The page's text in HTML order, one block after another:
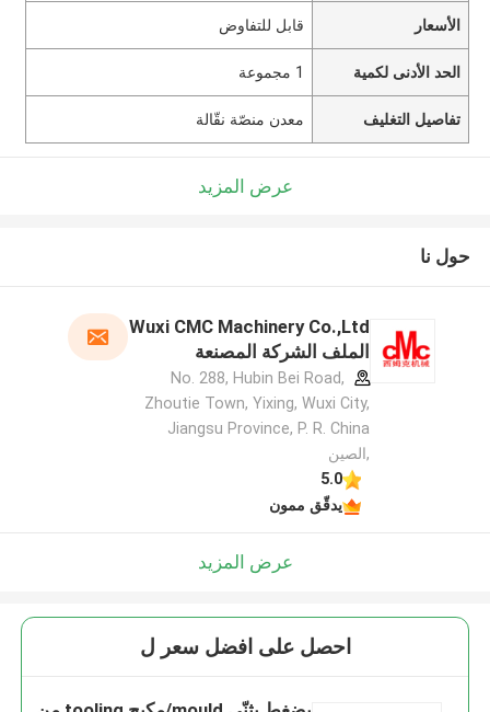
الأسعار قابل للتفاوض
الحد الأدنى لكمية 1 مجموعة
تفاصيل التغليف معدن منصّة نقّالة
عرض المزيد
حول نا
Wuxi CMC Machinery Co.,Ltd
الملف الشركة المصنعة
No. 288, Hubin Bei Road,
Zhoutie Town, Yixing, Wuxi City,
Jiangsu Province, P. R. China
,الصين
5.0
يدقّق ممون
عرض المزيد
احصل على افضل سعر ل